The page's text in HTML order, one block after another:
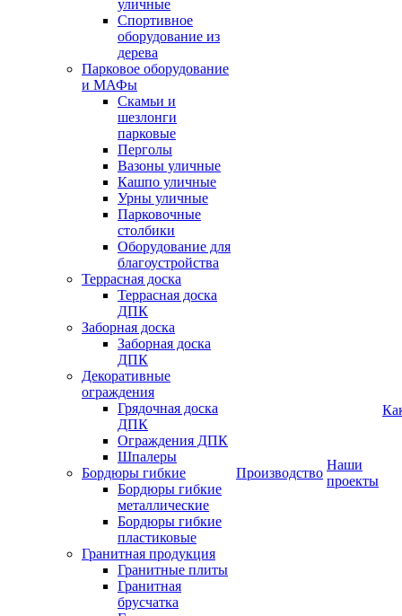
уличные
Спортивное
оборудование из
дерева
Парковое оборудование
и МАФы
Скамьи и
шезлонги
парковые
Перголы
Вазоны уличные
Кашпо уличные
Урны уличные
Парковочные
столбики
Оборудование для
благоустройства
Террасная доска
Террасная доска
ДПК
Заборная доска
Заборная доска
ДПК
Декоративные
ограждения
Грядочная доска
ДПК
Ограждения ДПК
Шпалеры
Бордюры гибкие
Бордюры гибкие
металлические
Бордюры гибкие
пластиковые
Гранитная продукция
Гранитные плиты
Гранитная
брусчатка
Производство
Наши
проекты